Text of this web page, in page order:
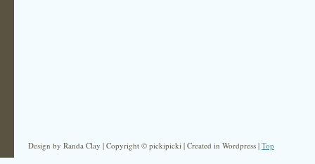
Design by Randa Clay | Copyright © pickipicki | Created in Wordpress | Top